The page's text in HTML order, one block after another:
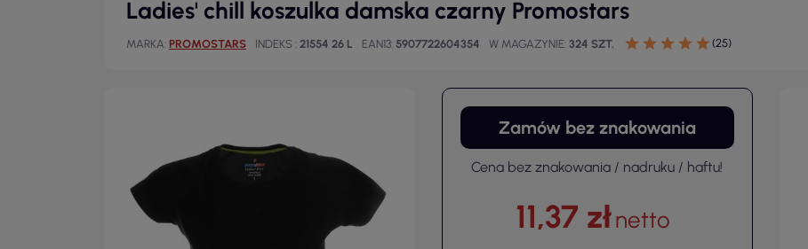
Ladies' chill koszulka damska czarny Promostars
MARKA PROMOSTARS INDEKS 21554 26 L EAN13 5907722604354 W MAGAZYNIE 324 SZT. (25)
Zamów bez znakowania
Cena bez znakowania / nadruku / haftu!
11,37 złnetto